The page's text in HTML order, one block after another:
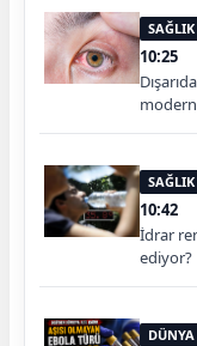
10:25
10:42
İdrar
ediyor?
DÜNYA